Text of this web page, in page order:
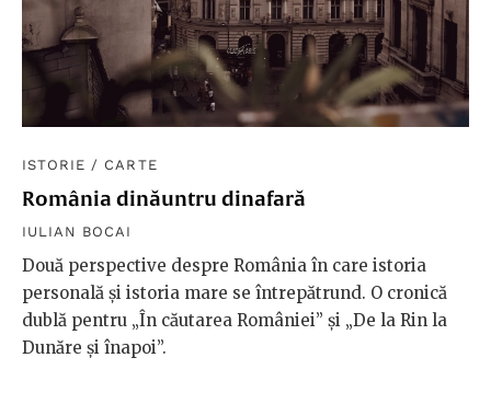
ISTORIE / CARTE
România dinăuntru dinafară
IULIAN BOCAI
Două perspective despre România în care istoria
personală și istoria mare se întrepătrund. O cronică
dublă pentru „În căutarea României” și „De la Rin la
Dunăre și înapoi”.